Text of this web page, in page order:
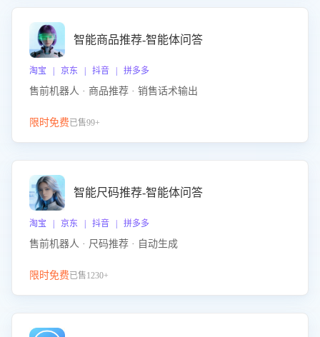
智能商品推荐-智能体问答
淘宝 | 京东 | 抖音 | 拼多多
售前机器人 · 商品推荐 · 销售话术输出
限时免费已售99+
智能尺码推荐-智能体问答
淘宝 | 京东 | 抖音 | 拼多多
售前机器人 · 尺码推荐 · 自动生成
限时免费已售1230+